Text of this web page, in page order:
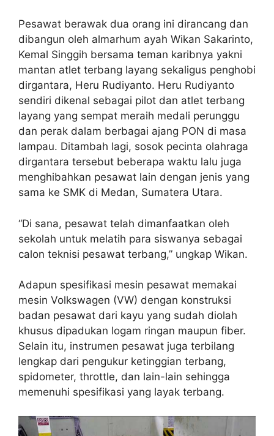
Pesawat berawak dua orang ini dirancang dan
dibangun oleh almarhum ayah Wikan Sakarinto,
Kemal Singgih bersama teman karibnya yakni
mantan atlet terbang layang sekaligus penghobi
dirgantara, Heru Rudiyanto. Heru Rudiyanto
sendiri dikenal sebagai pilot dan atlet terbang
layang yang sempat meraih medali perunggu
dan perak dalam berbagai ajang PON di masa
lampau. Ditambah lagi, sosok pecinta olahraga
dirgantara tersebut beberapa waktu lalu juga
menghibahkan pesawat lain dengan jenis yang
sama ke SMK di Medan, Sumatera Utara.
“Di sana, pesawat telah dimanfaatkan oleh
sekolah untuk melatih para siswanya sebagai
calon teknisi pesawat terbang,” ungkap Wikan.
Adapun spesifikasi mesin pesawat memakai
mesin Volkswagen (VW) dengan konstruksi
badan pesawat dari kayu yang sudah diolah
khusus dipadukan logam ringan maupun fiber.
Selain itu, instrumen pesawat juga terbilang
lengkap dari pengukur ketinggian terbang,
spidometer, throttle, dan lain-lain sehingga
memenuhi spesifikasi yang layak terbang.